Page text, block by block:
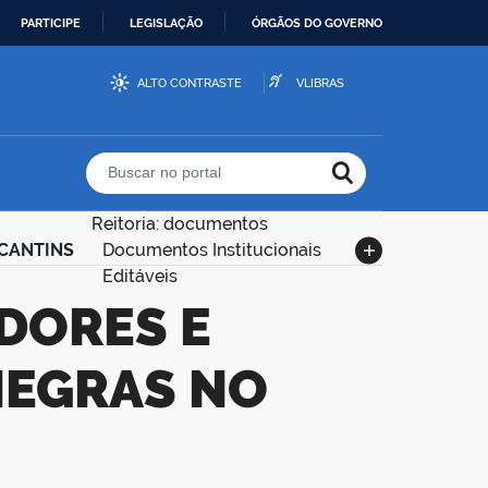
PARTICIPE LEGISLAÇÃO ÓRGÃOS DO GOVERNO
ALTO CONTRASTE VLIBRAS
Buscar no portal
Reitoria: documentos
Documentos Institucionais
Editáveis
NO